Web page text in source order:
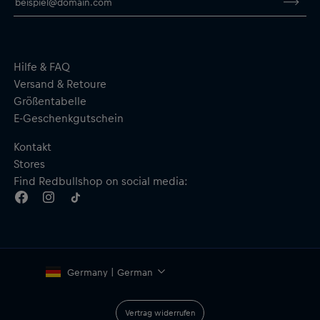
Hilfe & FAQ
Versand & Retoure
Größentabelle
E-Geschenkgutschein
Kontakt
Stores
Find Redbullshop on social media:
Germany | German
Vertrag widerrufen